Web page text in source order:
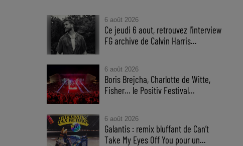
6 août 2026
Ce jeudi 6 aout, retrouvez l'interview
FG archive de Calvin Harris...
6 août 2026
Boris Brejcha, Charlotte de Witte,
Fisher… le Positiv Festival...
6 août 2026
Galantis : remix bluffant de Can’t
Take My Eyes Off You pour un...